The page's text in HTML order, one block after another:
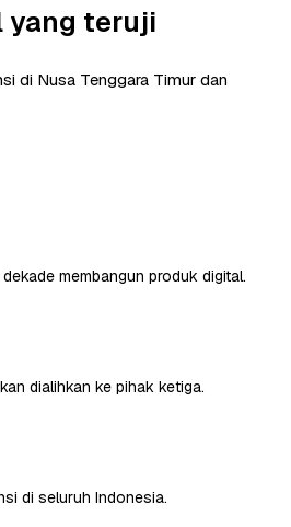
yang teruji
di Nusa Tenggara Timur dan
membangun produk digital.
dialihkan ke pihak ketiga.
di seluruh Indonesia.